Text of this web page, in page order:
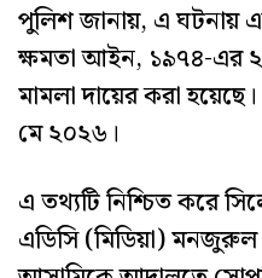
পুলিশ জানায়, এ ঘটনায়
ক্ষমতা আইন, ১৯৭৪-এর
মামলা দায়ের করা
মে ২০২৬।
এ তথ্যটি নিশ্চিত করে
এডিসি (মিডিয়া)